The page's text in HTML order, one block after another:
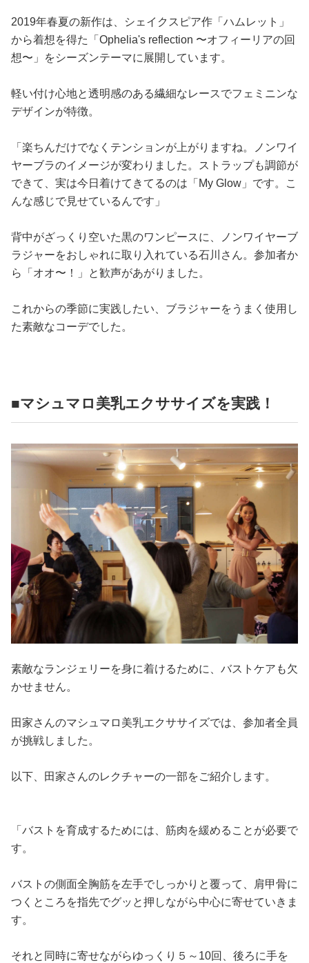
2019年春夏の新作は、シェイクスピア作「ハムレット」
から着想を得た「Ophelia's reflection 〜オフィーリアの回
想〜」をシーズンテーマに展開しています。
軽い付け心地と透明感のある繊細なレースでフェミニンな
デザインが特徴。
「楽ちんだけでなくテンションが上がりますね。ノンワイ
ヤーブラのイメージが変わりました。ストラップも調節が
できて、実は今日着けてきてるのは「My Glow」です。こ
んな感じで見せているんです」
背中がざっくり空いた黒のワンピースに、ノンワイヤーブ
ラジャーをおしゃれに取り入れている石川さん。参加者か
ら「オオ〜！」と歓声があがりました。
これからの季節に実践したい、ブラジャーをうまく使用し
た素敵なコーデでした。
■マシュマロ美乳エクササイズを実践！
素敵なランジェリーを身に着けるために、バストケアも欠
かせません。
田家さんのマシュマロ美乳エクササイズでは、参加者全員
が挑戦しました。
以下、田家さんのレクチャーの一部をご紹介します。
「バストを育成するためには、筋肉を緩めることが必要で
す。
バストの側面全胸筋を左手でしっかりと覆って、肩甲骨に
つくところを指先でグッと押しながら中心に寄せていきま
す。
それと同時に寄せながらゆっくり５～10回、後ろに手を